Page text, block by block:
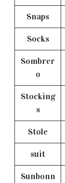
Snaps
Socks
Sombrer
o
Stocking
s
Stole
suit
Sunbonn